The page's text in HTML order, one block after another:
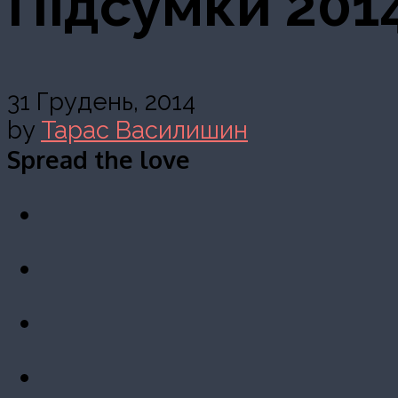
31 Грудень, 2014
by Тарас Василишин
Spread the love